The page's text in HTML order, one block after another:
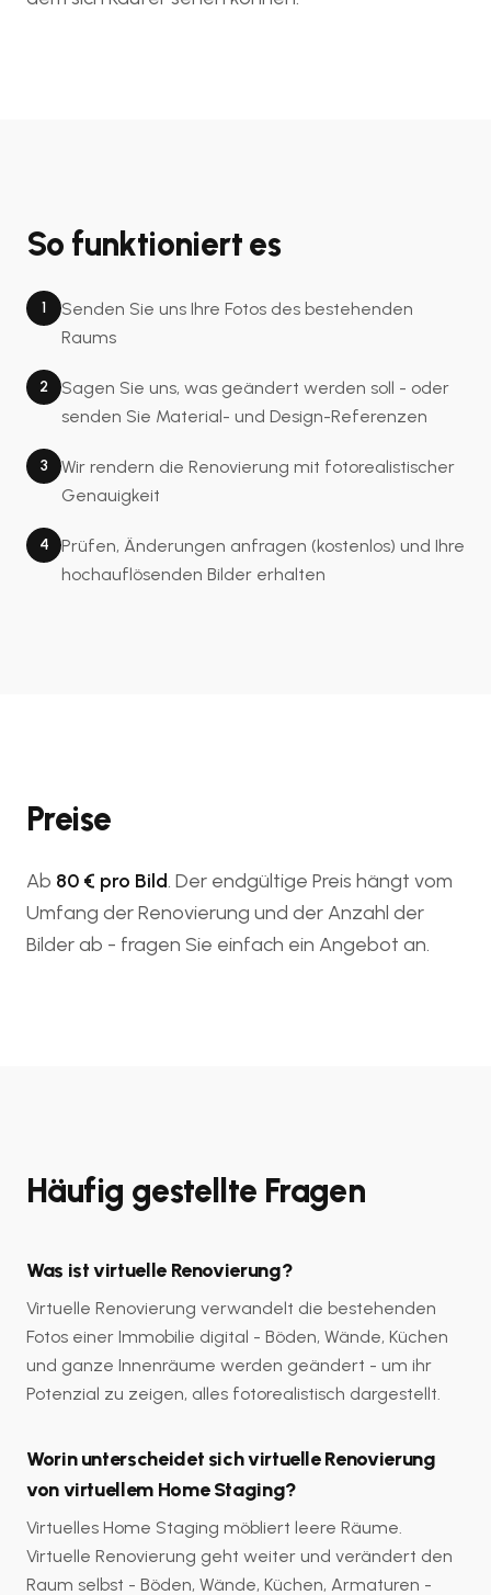
So funktioniert es
1
Senden Sie uns Ihre Fotos des bestehenden
Raums
2
Sagen Sie uns, was geändert werden soll - oder
senden Sie Material- und Design-Referenzen
3
Wir rendern die Renovierung mit fotorealistischer
Genauigkeit
4
Prüfen, Änderungen anfragen (kostenlos) und Ihre
hochauflösenden Bilder erhalten
Preise
Ab 80 € pro Bild. Der endgültige Preis hängt vom
Umfang der Renovierung und der Anzahl der
Bilder ab - fragen Sie einfach ein Angebot an.
Häufig gestellte Fragen
Was ist virtuelle Renovierung?
Virtuelle Renovierung verwandelt die bestehenden
Fotos einer Immobilie digital - Böden, Wände, Küchen
und ganze Innenräume werden geändert - um ihr
Potenzial zu zeigen, alles fotorealistisch dargestellt.
Worin unterscheidet sich virtuelle Renovierung
von virtuellem Home Staging?
Virtuelles Home Staging möbliert leere Räume.
Virtuelle Renovierung geht weiter und verändert den
Raum selbst - Böden, Wände, Küchen, Armaturen -